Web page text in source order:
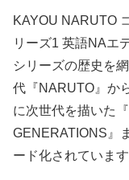
KAYOU NARUTO
リーズ1 英語NAエ
シリーズの歴史を
代『NARUTO』か
に次世代を描いた
GENERATIONS』
ード化されています